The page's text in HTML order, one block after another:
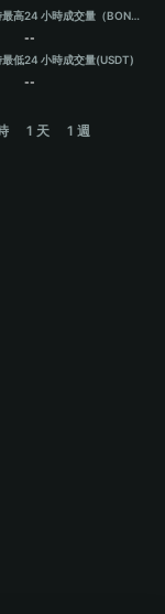
高
低
24 小時成交量（BONKGUY）
--
24 小時成交量(USDT)
--
1 天 1 週